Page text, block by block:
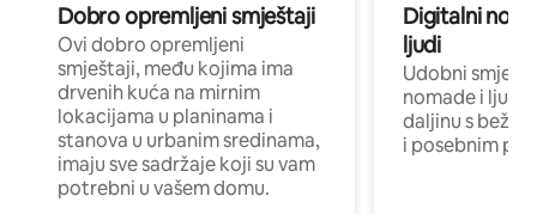
Dobro opremljeni smještaji
Ovi dobro opremljeni
smještaji, među kojima ima
drvenih kuća na mirnim
lokacijama u planinama i
stanova u urbanim sredinama,
imaju sve sadržaje koji su vam
potrebni u vašem domu.
Digitalni
ljudi
Udobni
nomade i ljude
daljinu s
i posebnim